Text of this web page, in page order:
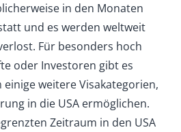
in den Monaten
und es werden weltweit
Für besonders hoch
oder Investoren gibt es
weitere Visakategorien,
in die USA ermöglichen.
Zeitraum in den USA